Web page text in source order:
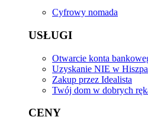
Cyfrowy nomada
USŁUGI
Otwarcie konta
Uzyskanie NIE w
Zakup przez Idealista
Twój dom w dobrych
CENY